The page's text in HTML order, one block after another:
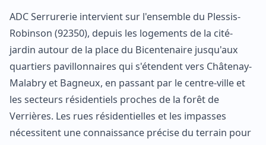
ADC Serrurerie intervient sur l'ensemble du Plessis-
Robinson (92350), depuis les logements de la cité-
jardin autour de la place du Bicentenaire jusqu'aux
quartiers pavillonnaires qui s'étendent vers Châtenay-
Malabry et Bagneux, en passant par le centre-ville et
les secteurs résidentiels proches de la forêt de
Verrières. Les rues résidentielles et les impasses
nécessitent une connaissance précise du terrain pour